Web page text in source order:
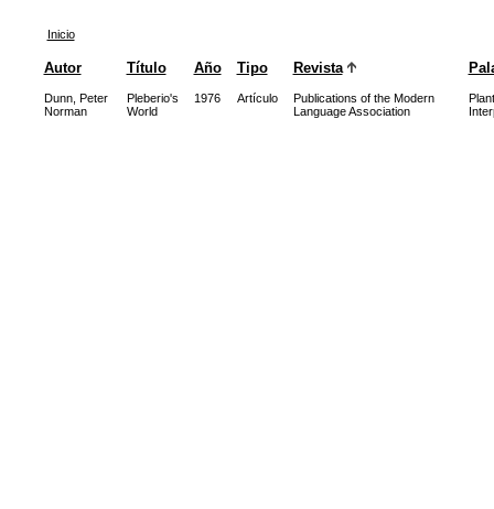
Inicio
Autor Título Año Tipo Revista
Dunn, Peter
Norman
Pleberio's
World
1976 Artículo
Publications of the Modern
Language Association